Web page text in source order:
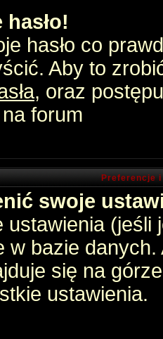
hasło co
Aby to
, oraz
forum
Preferencje
swoje
ustawienia (jeśli
w bazie
się na
ustawienia.